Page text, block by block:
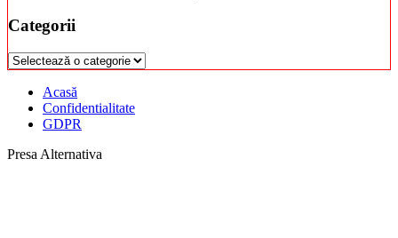
Categorii
Categorii
Acasă
Confidentialitate
GDPR
Presa Alternativa